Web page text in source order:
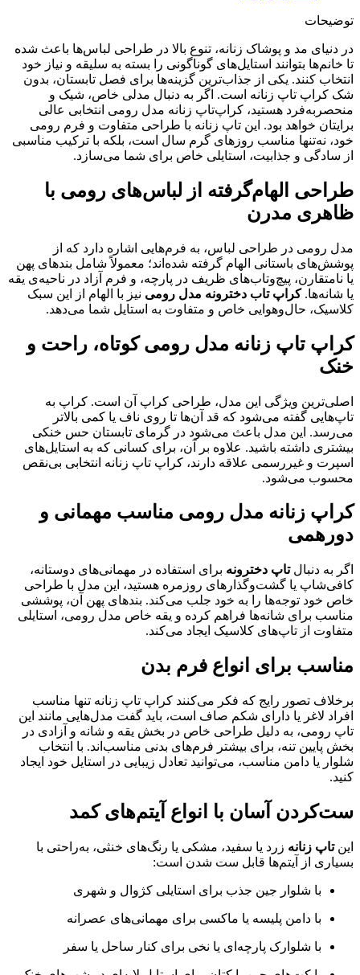
توضیحات
در دنیای مد و پوشاک زنانه، تنوع بالا در طراحی لباس‌ها باعث شده
تا خانم‌ها بتوانند استایل‌های گوناگونی را بسته به سلیقه و نیاز خود
انتخاب کنند. یکی از جذاب‌ترین گزینه‌ها برای فصل تابستان، بدون
شک کراپ تاپ زنانه است. اگر به دنبال مدلی خاص، شیک و
منحصربه‌فرد هستید، کراپ‌تاپ زنانه مدل رومی انتخابی عالی
برایتان خواهد بود. این تاپ زنانه با طراحی متفاوت و فرم رومی
خود، نه‌تنها مناسب روزهای گرم سال است، بلکه با ترکیب مناسبی
از سادگی و جذابیت، استایلی خاص برای شما می‌سازد.
طراحی الهام‌گرفته از لباس‌های رومی با
ظاهری مدرن
مدل رومی در طراحی لباس، به فرم‌هایی اشاره دارد که از
پوشش‌های باستانی الهام گرفته شده‌اند؛ معمولاً شامل بندهای پهن
یا نامتقارن، پیچ‌و‌تاب‌های ظریف در پارچه، و فرم آزاد در ناحیه‌ی یقه
یا شانه‌ها.کراپ تاب دخترونه مدل رومی نیز با الهام از این سبک
کلاسیک، حال‌و‌هوایی خاص و متفاوت به استایل شما می‌دهد.
کراپ‌ تاپ زنانه مدل رومی کوتاه، راحت و
خنک
اصلی‌ترین ویژگی این مدل، طراحی کراپ آن است. کراپ به
تاپ‌هایی گفته می‌شود که قد آن‌ها تا روی ناف یا کمی بالاتر
می‌رسد. این مدل باعث می‌شود در گرمای تابستان حس خنکی
بیشتری داشته باشید. علاوه بر آن، برای کسانی که به استایل‌های
اسپرت و غیررسمی علاقه دارند، کراپ تاپ زنانه انتخابی بی‌نقص
محسوب می‌شود.
کراپ‌ زنانه مدل رومی مناسب مهمانی و
دورهمی
اگر به دنبالتاپ دخترونه برای استفاده در مهمانی‌های دوستانه،
کافی‌شاپ یا گشت‌و‌گذارهای روزمره هستید، این مدل با طراحی
خاص خود توجه‌ها را به خود جلب می‌کند. بندهای پهن آن، پوششی
مناسب برای شانه‌ها فراهم کرده و یقه خاص مدل رومی، استایلی
متفاوت از تاپ‌های کلاسیک ایجاد می‌کند.
مناسب برای انواع فرم بدن
برخلاف تصور رایج که فکر می‌کنند کراپ تاپ زنانه تنها مناسب
افراد لاغر یا دارای شکم صاف است، باید گفت مدل‌هایی مانند این
تاپ رومی، به دلیل طراحی خاص در بخش یقه و شانه و آزادی در
بخش پایین تنه، برای بیشتر فرم‌های بدنی مناسب‌اند. با انتخاب
شلوار یا دامن مناسب، می‌توانید تعادل زیبایی در استایل خود ایجاد
کنید.
ست‌کردن آسان با انواع آیتم‌های کمد
اینتاپ زنانه زرد یا سفید، مشکی یا رنگ‌های خنثی، به‌راحتی با
بسیاری از آیتم‌ها قابل ست شدن است:
با شلوار جین جذب برای استایلی کژوال و شهری
با دامن پلیسه یا ماکسی برای مهمانی‌های عصرانه
با شلوارک پارچه‌ای یا نخی برای کنار ساحل یا سفر